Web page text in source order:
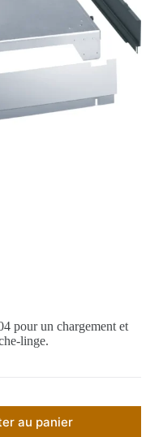
pour un chargement et
linge.
au panier